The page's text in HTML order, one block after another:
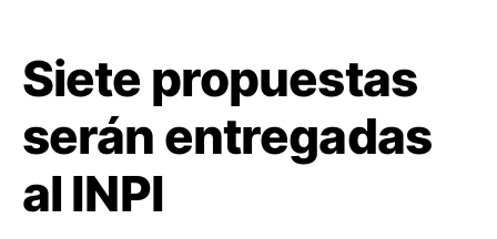
Siete propuestas
serán entregadas
al INPI